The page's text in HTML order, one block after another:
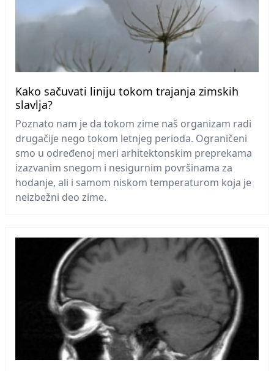
Kako sačuvati liniju tokom trajanja zimskih
slavlja?
Poznato nam je da tokom zime naš organizam radi
drugačije nego tokom letnjeg perioda. Ograničeni
smo u određenoj meri arhitektonskim preprekama
izazvanim snegom i nesigurnim površinama za
hodanje, ali i samom niskom temperaturom koja je
neizbežni deo zime.